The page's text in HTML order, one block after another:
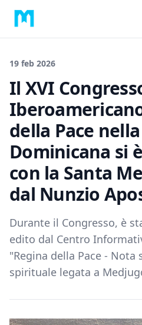
19 feb 2026
Il XVI
della Pace
Dominicana si
con la Santa
dal Nunzio
Durante il Congresso, è
edito dal Centro
"Regina della Pace - Nota
spirituale legata a